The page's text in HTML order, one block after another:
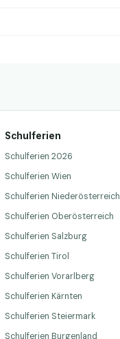
Schulferien
Schulferien 2026
Schulferien Wien
Schulferien Niederösterreich
Schulferien Oberösterreich
Schulferien Salzburg
Schulferien Tirol
Schulferien Vorarlberg
Schulferien Kärnten
Schulferien Steiermark
Schulferien Burgenland